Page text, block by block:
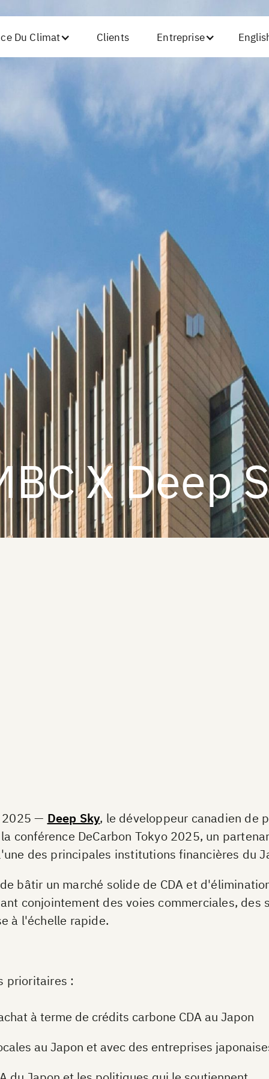
Du Climat Clients Entreprise
X Deep
2025 — Deep Sky, le développeur canadien de
conférence DeCarbon Tokyo 2025, un
des principales institutions financières du
bâtir un marché solide de CDA et
conjointement des voies commerciales, des
à l'échelle rapide.
prioritaires :
à terme de crédits carbone CDA au Japon
au Japon et avec des entreprises